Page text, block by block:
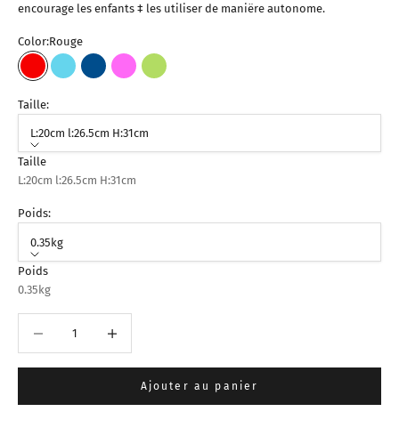
encourage les enfants ‡ les utiliser de maniëre autonome.
Color:Rouge
RougeBleu CielBleu Foncé
FuchsiaVert Pistache
Taille:
L:20cm l:26.5cm H:31cm
Taille
L:20cm l:26.5cm H:31cm
Poids:
0.35kg
Poids
0.35kg
Ajouter au panier